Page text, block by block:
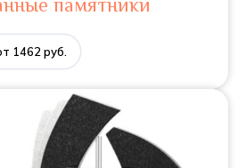
памятники
1462 руб.